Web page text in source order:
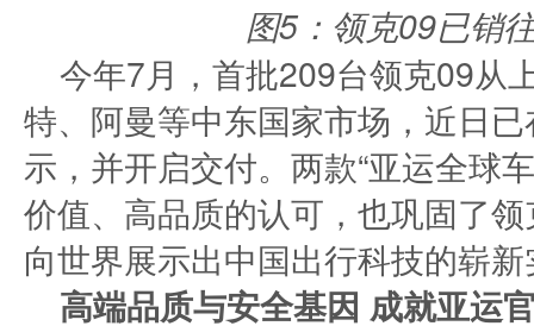
图5：领克09已销
今年7月，首批209台领克09从
特、阿曼等中东国家市场，近日
示，并开启交付。两款“亚运全球
价值、高品质的认可，也巩固了
向世界展示出中国出行科技的崭
高端品质与安全基因 成就亚运